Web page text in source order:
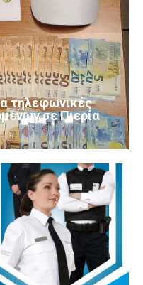
τηλεφωνικές
σε Πιερία